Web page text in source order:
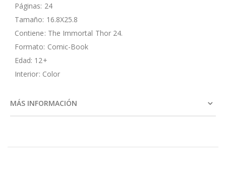
Páginas: 24
Tamaño: 16.8X25.8
Contiene: The Immortal Thor 24.
Formato: Comic-Book
Edad: 12+
Interior: Color
MÁS INFORMACIÓN